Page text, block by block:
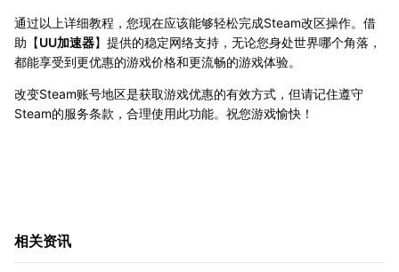
通过以上详细教程，您现在应该能够轻松完成Steam改区操作。借
助【UU加速器】提供的稳定网络支持，无论您身处世界哪个角落，
都能享受到更优惠的游戏价格和更流畅的游戏体验。
改变Steam账号地区是获取游戏优惠的有效方式，但请记住遵守
Steam的服务条款，合理使用此功能。祝您游戏愉快！
相关资讯